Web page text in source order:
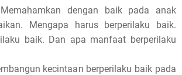
dengan baik pada anak
Mengapa harus berperilaku baik.
baik. Dan apa manfaat berperilaku
kecintaan berperilaku baik pada